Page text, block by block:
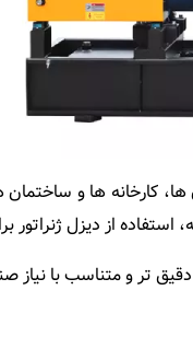
کارخانه‌ ها و
از دیزل
دقیق ‌تر و متناسب با